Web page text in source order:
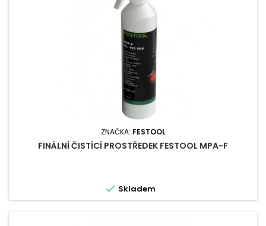
ZNAČKA: FESTOOL
FINÁLNÍ ČISTÍCÍ PROSTŘEDEK FESTOOL MPA-F
 Skladem